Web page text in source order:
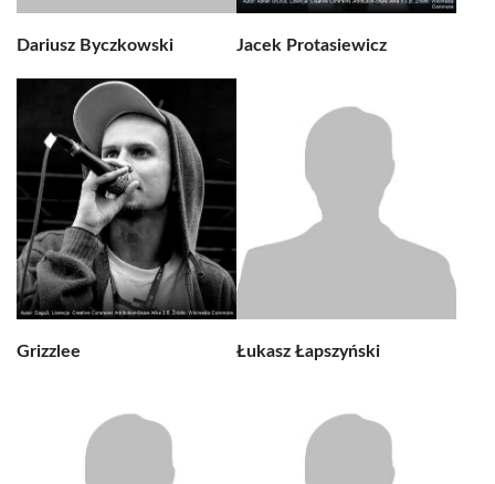
Dariusz Byczkowski Jacek Protasiewicz
Grizzlee Łukasz Łapszyński